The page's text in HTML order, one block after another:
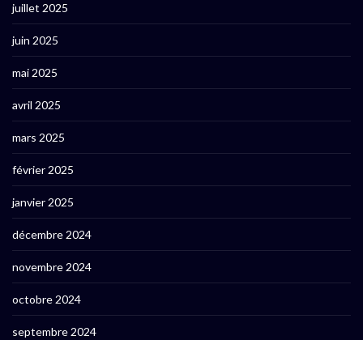
juillet 2025
juin 2025
mai 2025
avril 2025
mars 2025
février 2025
janvier 2025
décembre 2024
novembre 2024
octobre 2024
septembre 2024